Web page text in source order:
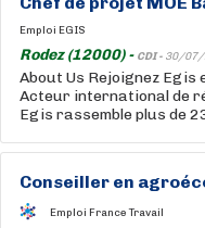
Emploi EGIS
Rodez (12000) - CDI - 30/07/
About Us Rejoignez
Acteur international de
Egis rassemble plus de
Conseiller en
Emploi France Travail